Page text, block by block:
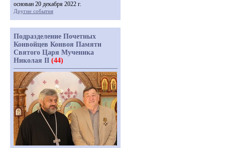
основан 20 декабря 2022 г.
Другие события
Подразделение Почетных
Конвойцев Конвоя Памяти
Святого Царя Мученика
Николая II (44)